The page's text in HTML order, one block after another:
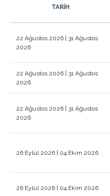
TARİH
22 Ağustos 2026 | 31 Ağustos
2026
22 Ağustos 2026 | 31 Ağustos
2026
22 Ağustos 2026 | 31 Ağustos
2026
26 Eylül 2026 | 04 Ekim 2026
26 Eylül 2026 | 04 Ekim 2026